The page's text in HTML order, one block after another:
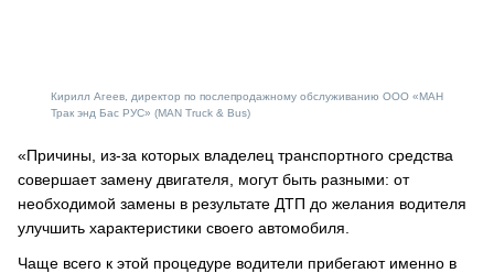
Кирилл Агеев, директор по послепродажному обслуживанию ООО «МАН
Трак энд Бас РУС» (MAN Truck & Bus)
«Причины, из-за которых владелец транспортного средства
совершает замену двигателя, могут быть разными: от
необходимой замены в результате ДТП до желания водителя
улучшить характеристики своего автомобиля.
Чаще всего к этой процедуре водители прибегают именно в